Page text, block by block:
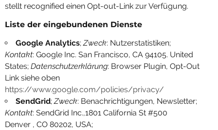
stellt recognified einen Opt-out-Link zur Verfügung.
Liste der eingebundenen Dienste
Google Analytics;Zweck: Nutzerstatistiken;
Kontakt: Google Inc. San Francisco, CA 94105. United
States; Datenschutzerklärung: Browser Plugin, Opt-Out
Link siehe oben
https://www.google.com/policies/privacy/
SendGrid;Zweck: Benachrichtigungen, Newsletter;
Kontakt: SendGrid Inc.,1801 California St #500
Denver , CO 80202, USA;